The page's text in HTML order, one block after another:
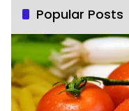
Popular Posts